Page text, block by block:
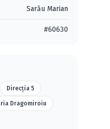
Sarău Marian
#60630
Direcţia 5
Dragomiroiu